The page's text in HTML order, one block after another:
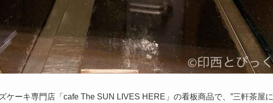
ケーキ専門店「cafe The SUN LIVES HERE」の看板商品で、”三軒茶屋に